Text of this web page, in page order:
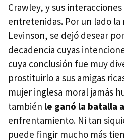
Crawley, y sus
entretenidas. Por un lado la
Levinson, se dejó desear
decadencia cuyas
cuya conclusión fue muy
prostituirlo a sus amigas
mujer inglesa moral jamás
también le ganó la batalla
enfrentamiento. Ni tan
puede fingir mucho más